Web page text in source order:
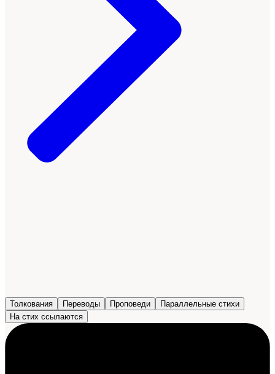
Толкования Переводы Проповеди
Параллельные стихи
На стих ссылаются